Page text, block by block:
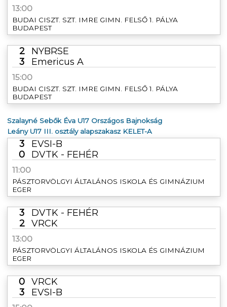
13:00
BUDAI CISZT. SZT. IMRE GIMN. FELSŐ 1. PÁLYA
BUDAPEST
2
NYBRSE
3
Emericus A
15:00
BUDAI CISZT. SZT. IMRE GIMN. FELSŐ 1. PÁLYA
BUDAPEST
Szalayné Sebők Éva U17 Országos Bajnokság
Leány U17 III. osztály alapszakasz KELET-A
3
EVSI-B
0
DVTK - FEHÉR
11:00
PÁSZTORVÖLGYI ÁLTALÁNOS ISKOLA ÉS GIMNÁZIUM
EGER
3
DVTK - FEHÉR
2
VRCK
13:00
PÁSZTORVÖLGYI ÁLTALÁNOS ISKOLA ÉS GIMNÁZIUM
EGER
0
VRCK
3
EVSI-B